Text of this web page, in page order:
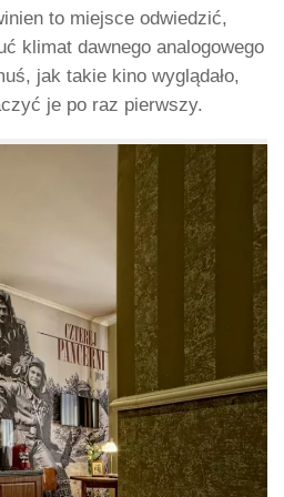
to miejsce odwiedzić,
klimat dawnego analogowego
jak takie kino wyglądało,
je po raz pierwszy.